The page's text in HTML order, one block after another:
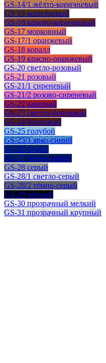
GS-14/1 жёлто-коричневый
GS-15 коричневый
GS-16 красно-коричневый
GS-17 морковный
GS-17/1 оранжевый
GS-18 коралл
GS-19 красно-оранжевый
GS-20 светло-розовый
GS-21 розовый
GS-21/1 сиреневый
GS-21/2 розово-сиреневый
GS-22 красный
GS-23 светло-бордовый
GS-24 бордовый
GS-25 голубой
GS-25/1 ярко-синий
GS-26 синий
GS-27 тёмно-синий
GS-28 серый
GS-28/1 светло-серый
GS-28/2 тёмно-серый
GS-29 чёрный
GS-30 прозрачный мелкий
GS-31 прозрачный крупный